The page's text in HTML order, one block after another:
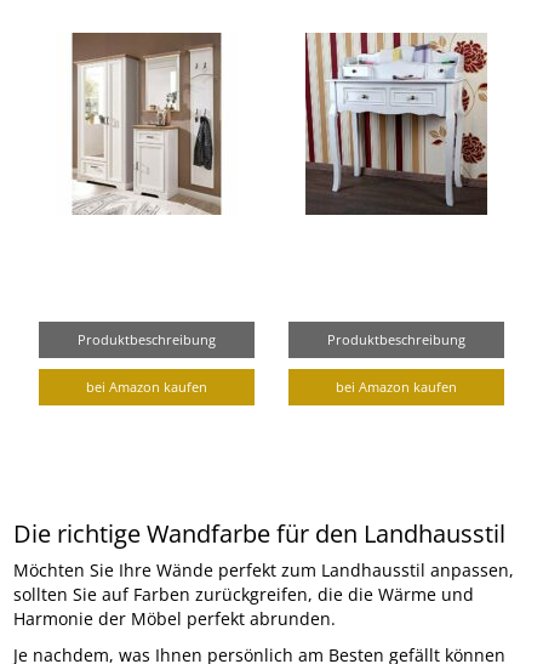
Produktbeschreibung
bei Amazon kaufen
Produktbeschreibung
bei Amazon kaufen
Die richtige Wandfarbe für den Landhausstil
Möchten Sie Ihre Wände perfekt zum Landhausstil anpassen,
sollten Sie auf Farben zurückgreifen, die die Wärme und
Harmonie der Möbel perfekt abrunden.
Je nachdem, was Ihnen persönlich am Besten gefällt können